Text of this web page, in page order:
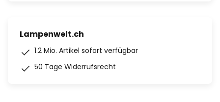
Lampenwelt.ch
1.2 Mio. Artikel sofort verfügbar
50 Tage Widerrufsrecht